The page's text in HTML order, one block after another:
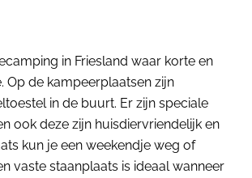
in Friesland waar korte en
Op de kampeerplaatsen zijn
in de buurt. Er zijn speciale
ook deze zijn huisdiervriendelijk en
kun je een weekendje weg of
vaste staanplaats is ideaal wanneer